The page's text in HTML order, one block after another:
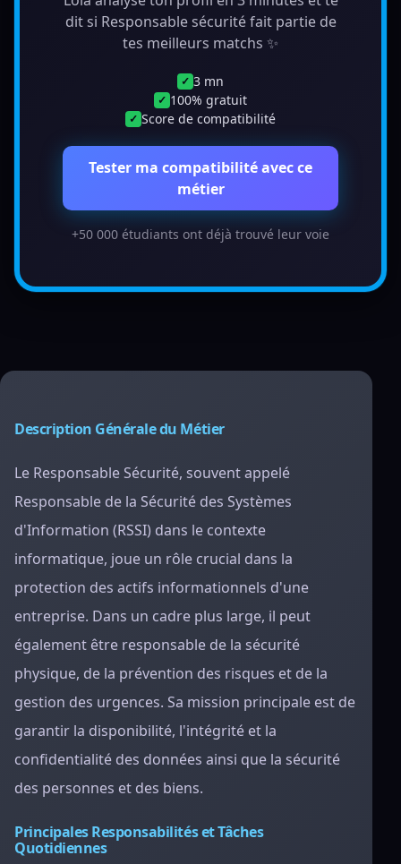
dit si Responsable sécurité fait partie de
tes meilleurs matchs ✨
✓ 3 mn
✓ 100% gratuit
✓ Score de compatibilité
Tester ma compatibilité avec ce
métier
+50 000 étudiants ont déjà trouvé leur voie
Description Générale du Métier
Le Responsable Sécurité, souvent appelé
Responsable de la Sécurité des Systèmes
d'Information (RSSI) dans le contexte
informatique, joue un rôle crucial dans la
protection des actifs informationnels d'une
entreprise. Dans un cadre plus large, il peut
également être responsable de la sécurité
physique, de la prévention des risques et de la
gestion des urgences. Sa mission principale est de
garantir la disponibilité, l'intégrité et la
confidentialité des données ainsi que la sécurité
des personnes et des biens.
Principales Responsabilités et Tâches
Quotidiennes